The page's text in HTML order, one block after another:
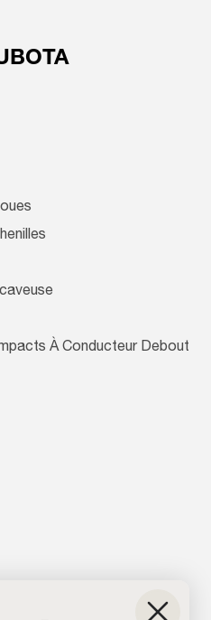
À Conducteur Debout